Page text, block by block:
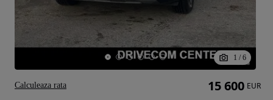
1 / 6
15 600 EUR
Calculeaza rata